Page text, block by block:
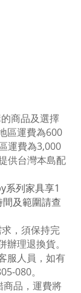
商品及選擇
區運費為600
運費為3,000
供台灣本島配
系列家具享1
及範圍請查
，須保持完
理退換貨。
服人員，如有
080。
商品，運費將